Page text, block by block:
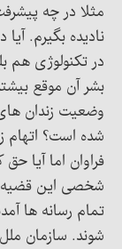
مثلا در چه
نادیده بگیرم.
در تکنولوژی هم
بشر آن موقع
وضعیت زندان
شده است؟
فراوان اما آیا
شخصی این قضیه
تمام رسانه ها
شوند. سازمان